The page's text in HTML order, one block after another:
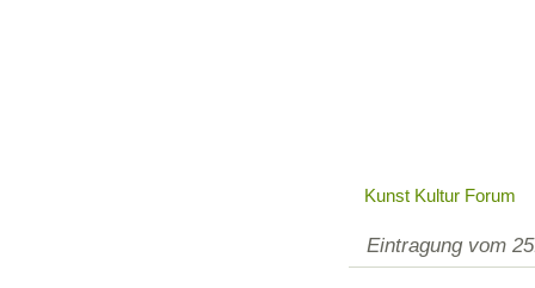
Kunst Kultur Forum
Eintragung vom